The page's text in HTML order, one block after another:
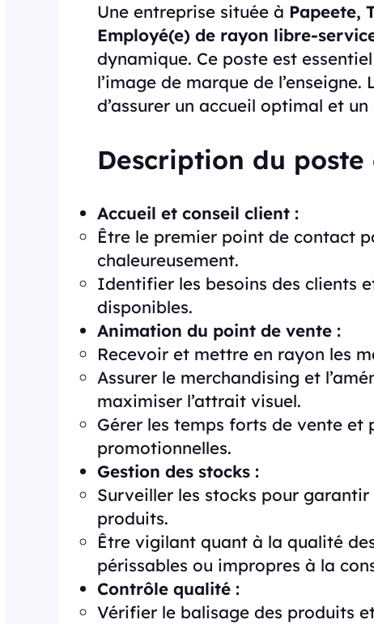
Une entreprise située à Papeete,
Employé(e) de rayon libre-
dynamique. Ce poste est
l’image de marque de
d’assurer un accueil optimal et
Description du poste
Accueil et conseil client :
Être le premier point de contact
chaleureusement.
Identifier les besoins des clients
disponibles.
Animation du point de vente :
Recevoir et mettre en rayon les
Assurer le merchandising et
maximiser l’attrait visuel.
Gérer les temps forts de vente
promotionnelles.
Gestion des stocks :
Surveiller les stocks pour
produits.
Être vigilant quant à la qualité
périssables ou impropres à la
Contrôle qualité :
Vérifier le balisage des produits